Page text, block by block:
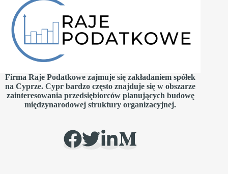
Firma Raje Podatkowe zajmuje się zakładaniem spółek
na Cyprze. Cypr bardzo często znajduje się w obszarze
zainteresowania przedsiębiorców planujących budowę
międzynarodowej struktury organizacyjnej.